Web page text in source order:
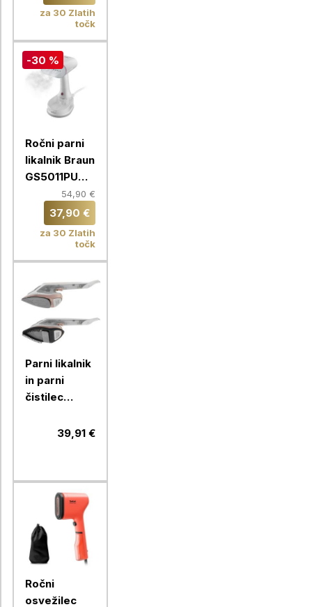
za 30 Zlatih
točk
-30 %
Ročni parni
likalnik Braun
GS5011PU
QuickSty 5
54,90 €
37,90 €
za 30 Zlatih
točk
Parni likalnik
in parni
čistilec
AD5044, 2v1
39,91 €
Ročni
osvežilec